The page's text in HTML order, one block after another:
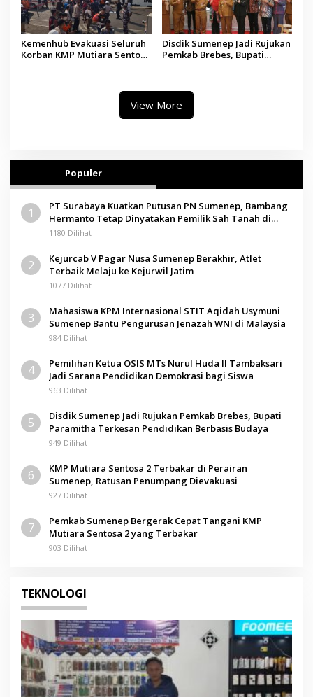
Kemenhub Evakuasi Seluruh
Korban KMP Mutiara Sentosa
Disdik Sumenep Jadi Rujukan
Pemkab Brebes, Bupati
View More
Populer
1
PT Surabaya Kuatkan Putusan PN Sumenep, Bambang
Hermanto Tetap Dinyatakan Pemilik Sah Tanah di
Pamolokan
1180 Dilihat
2
Kejurcab V Pagar Nusa Sumenep Berakhir, Atlet
Terbaik Melaju ke Kejurwil Jatim
1077 Dilihat
3
Mahasiswa KPM Internasional STIT Aqidah Usymuni
Sumenep Bantu Pengurusan Jenazah WNI di Malaysia
984 Dilihat
4
Pemilihan Ketua OSIS MTs Nurul Huda II Tambaksari
Jadi Sarana Pendidikan Demokrasi bagi Siswa
963 Dilihat
5
Disdik Sumenep Jadi Rujukan Pemkab Brebes, Bupati
Paramitha Terkesan Pendidikan Berbasis Budaya
949 Dilihat
6
KMP Mutiara Sentosa 2 Terbakar di Perairan
Sumenep, Ratusan Penumpang Dievakuasi
927 Dilihat
7
Pemkab Sumenep Bergerak Cepat Tangani KMP
Mutiara Sentosa 2 yang Terbakar
903 Dilihat
TEKNOLOGI